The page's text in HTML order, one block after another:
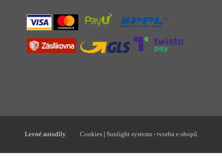
Levné autodíly Cookies | Sunlight systems - tvorba e-shopů